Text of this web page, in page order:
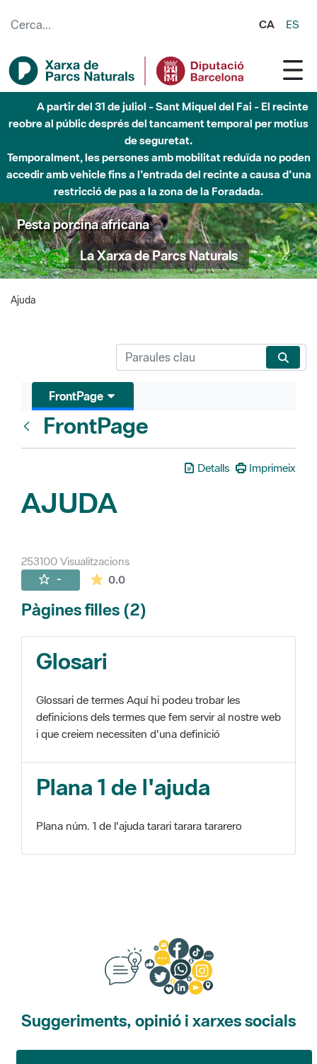
CA ES
A partir del 31 de juliol - Sant Miquel del Fai - El recinte
reobre al públic després del tancament temporal per motius
de seguretat.
Temporalment, les persones amb mobilitat reduïda no poden
accedir amb vehicle fins a l'entrada del recinte a causa d'una
restricció de pas a la zona de la Foradada.
Pesta porcina africana
La Xarxa de Parcs Naturals
Ajuda
FrontPage
FrontPage
Detalls Imprimeix
AJUDA
253100 Visualitzacions
- 0.0La mitjana de les valoracions és de 0
Pàgines filles (2)
Glosari
Glossari de termes Aquí hi podeu trobar les
definicions dels termes que fem servir al nostre web
i que creiem necessiten d'una definició
Plana 1 de l'ajuda
Plana núm. 1 de l'ajuda tarari tarara tararero
Suggeriments, opinió i xarxes socials